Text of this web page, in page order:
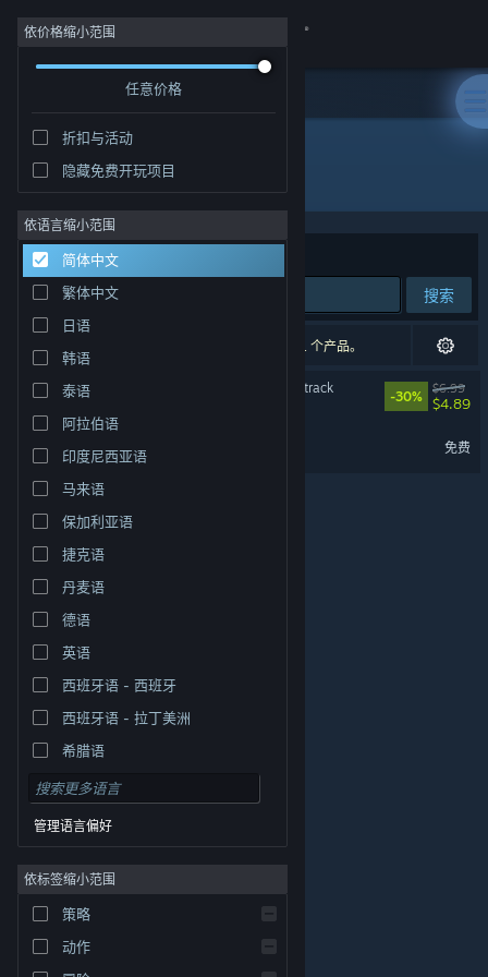
登录
社区
关于
客服
更改语言
获取 Steam 手机应用
查看桌面版网站
© Valve Corporation。保留所有权利。所有商标均为其在
律信息| 无障碍
依价格缩小范围
任意价格
折扣与活动
隐藏免费开玩项目
依语言缩小范围
简体中文
繁体中文
日语
韩语
泰语
阿拉伯语
印度尼西亚语
马来语
保加利亚语
捷克语
丹麦语
德语
英语
西班牙语 - 西班牙
西班牙语 - 拉丁美洲
希腊语
管理语言偏好
依标签缩小范围
策略
动作
开发者: Nobody's Nail Machine
排序依据 相关性
搜索
2 个匹配的搜索结果。 根据您的偏好，已排除了 1 个产品。
Hail to the Rainbow Soundtrack
-30%
$6.99
$4.89
免费